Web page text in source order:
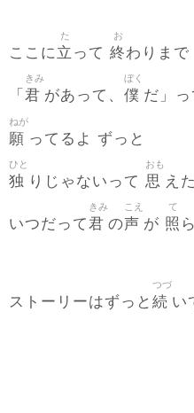
ここに立
た
って 終
お
わりまで
「 君
きみ
があって、 僕
ぼく
だ」っ
願
ねが
ってるよ ずっと
独
ひと
りじゃないって 思
おも
えた
いつだって君
きみ
の声
こえ
が 照
て
ストーリーはずっと 続
つづ
い